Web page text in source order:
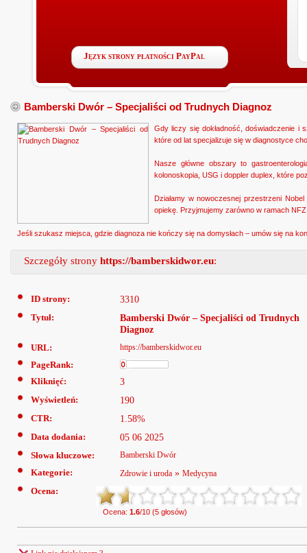
Język strony płatności PayPal
Bamberski Dwór – Specjaliści od Trudnych Diagnoz
Gdy liczy się dokładność, doświadczenie i
które od lat specjalizuje się w diagnostyce
Nasze główne obszary to
kolonoskopia, USG i doppler duplex, które
Działamy w nowoczesnej przestrzeni
opiekę. Przyjmujemy zarówno w ramach
Jeśli szukasz miejsca, gdzie diagnoza nie kończy się na domysłach – umów się na
Szczegóły strony https://bamberskidwor.eu:
ID strony: 3310
Tytuł:
Bamberski Dwór – Specjaliści od Trudnych
Diagnoz
URL: https://bamberskidwor.eu
PageRank:
Kliknięć:
3
Wyświetleń: 190
CTR: 1.58%
Data dodania: 05 06 2025
Słowa kluczowe: Bamberski Dwór
Kategorie: Zdrowie i uroda » Medycyna
Ocena:
Ocena: 1.6/10 (5 głosów)